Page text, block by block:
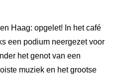
Haag: opgelet! In het café
een podium neergezet voor
het genot van een
muziek en het grootse